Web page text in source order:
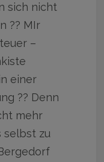
sich nicht
?? MIr
–
einer
?? Denn
mehr
selbst zu